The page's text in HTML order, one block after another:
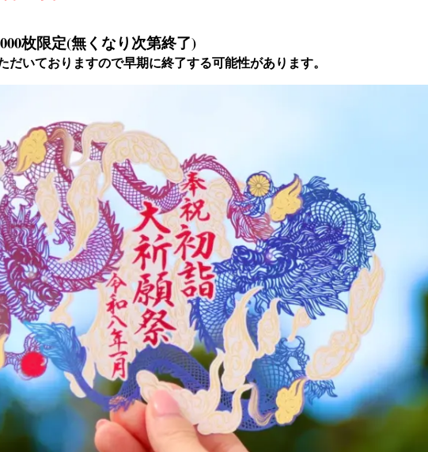
枚限定(無くなり次第終了)
だいておりますので早期に終了する可能性があります。